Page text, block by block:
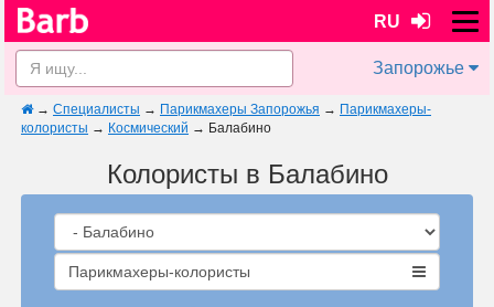
RU
Запорожье
→ Специалисты → Парикмахеры Запорожья → Парикмахеры-
колористы → Космический → Балабино
Колористы в Балабино
Парикмахеры-колористы